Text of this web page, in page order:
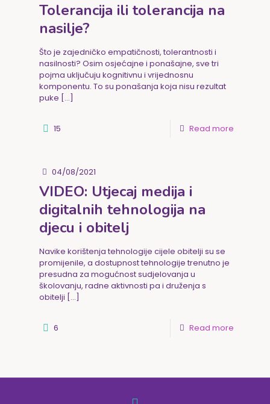
Tolerancija ili tolerancija na
nasilje?
Što je zajedničko empatičnosti, tolerantnosti i
nasilnosti? Osim osjećajne i ponašajne, sve tri
pojma uključuju kognitivnu i vrijednosnu
komponentu. To su ponašanja koja nisu rezultat
puke […]
15 Read more
04/08/2021
VIDEO: Utjecaj medija i
digitalnih tehnologija na
djecu i obitelj
Navike korištenja tehnologije cijele obitelji su se
promijenile, a dostupnost tehnologije trenutno je
presudna za mogućnost sudjelovanja u
školovanju, radne aktivnosti pa i druženja s
obitelji […]
6 Read more